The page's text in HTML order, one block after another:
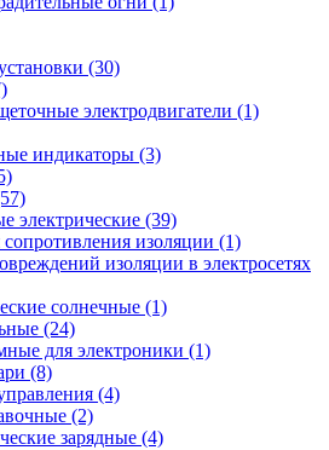
(30)
электродвигатели (1)
индикаторы (3)
электрические (39)
изоляции (1)
изоляции в электросетях
солнечные (1)
(24)
для электроники (1)
(8)
(4)
(2)
зарядные (4)